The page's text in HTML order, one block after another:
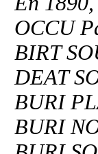
OCCU
BIRT
DEAT
BURI
BURI